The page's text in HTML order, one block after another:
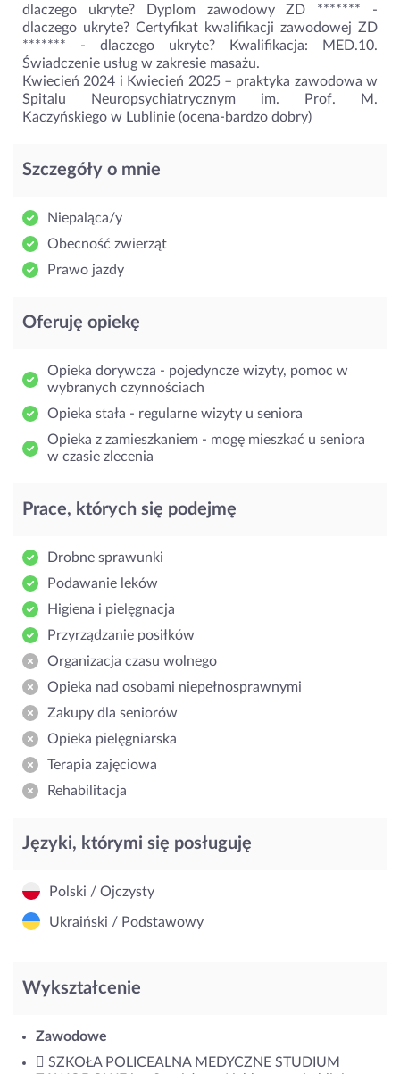
dlaczego ukryte?Dyplom zawodowy ZD ******* -
dlaczego ukryte? Certyfikat kwalifikacji zawodowej ZD
******* - dlaczego ukryte? Kwalifikacja: MED.10.
Świadczenie usług w zakresie masażu.
Kwiecień 2024 i Kwiecień 2025 – praktyka zawodowa w
Spitalu Neuropsychiatrycznym im. Prof. M.
Kaczyńskiego w Lublinie (ocena-bardzo dobry)
Szczegóły o mnie
Niepaląca/y
Obecność zwierząt
Prawo jazdy
Oferuję opiekę
Opieka dorywcza - pojedyncze wizyty, pomoc w
wybranych czynnościach
Opieka stała - regularne wizyty u seniora
Opieka z zamieszkaniem - mogę mieszkać u seniora
w czasie zlecenia
Prace, których się podejmę
Drobne sprawunki
Podawanie leków
Higiena i pielęgnacja
Przyrządzanie posiłków
Organizacja czasu wolnego
Opieka nad osobami niepełnosprawnymi
Zakupy dla seniorów
Opieka pielęgniarska
Terapia zajęciowa
Rehabilitacja
Języki, którymi się posługuję
Polski / Ojczysty
Ukraiński / Podstawowy
Wykształcenie
Zawodowe
 SZKOŁA POLICEALNA MEDYCZNE STUDIUM